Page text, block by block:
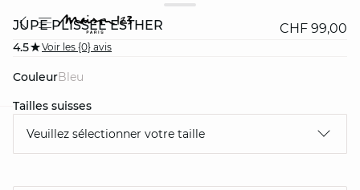
JUPE PLISSÉE ESTHER CHF 99,00
4.5 Voir les {0} avis
Couleur
bleu
Tailles suisses
Veuillez sélectionner votre taille